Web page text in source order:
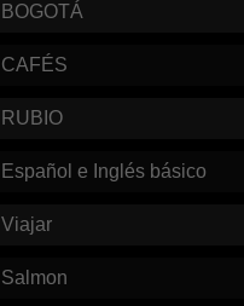
BOGOTÁ
CAFÉS
RUBIO
Español e Inglés básico
Viajar
Salmon